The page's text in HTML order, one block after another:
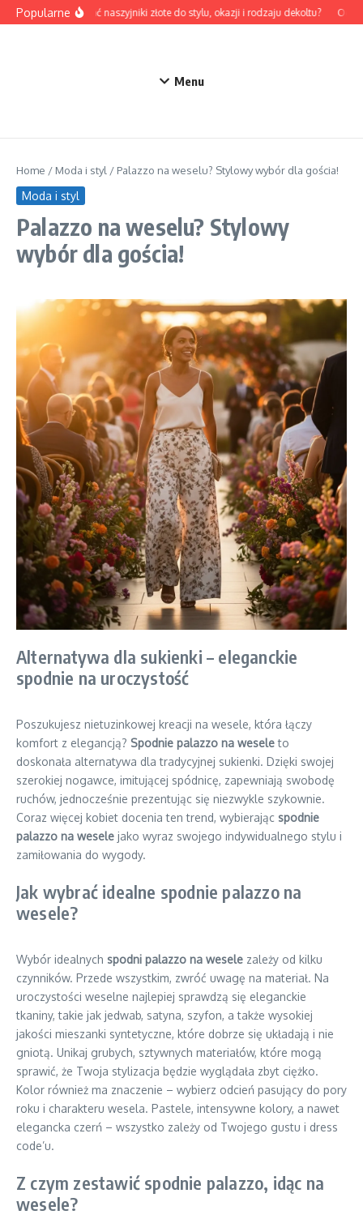
Przejdź do treści
PopularneJak dobrać naszyjniki złote do stylu, okazji i rodzaju dekoltu?
Menu
Home / Moda i styl / Palazzo na weselu? Stylowy wybór dla gościa!
Moda i styl
Palazzo na weselu? Stylowy
wybór dla gościa!
Alternatywa dla sukienki – eleganckie
spodnie na uroczystość
Poszukujesz nietuzinkowej kreacji na wesele, która łączy
komfort z elegancją? Spodnie palazzo na weseleto
doskonała alternatywa dla tradycyjnej sukienki. Dzięki swojej
szerokiej nogawce, imitującej spódnicę, zapewniają swobodę
ruchów, jednocześnie prezentując się niezwykle szykownie.
Coraz więcej kobiet docenia ten trend, wybierając spodnie
palazzo na wesele jako wyraz swojego indywidualnego stylu i
zamiłowania do wygody.
Jak wybrać idealne spodnie palazzo na
wesele?
Wybór idealnych spodni palazzo na wesele zależy od kilku
czynników. Przede wszystkim, zwróć uwagę na materiał. Na
uroczystości weselne najlepiej sprawdzą się eleganckie
tkaniny, takie jak jedwab, satyna, szyfon, a także wysokiej
jakości mieszanki syntetyczne, które dobrze się układają i nie
gniotą. Unikaj grubych, sztywnych materiałów, które mogą
sprawić, że Twoja stylizacja będzie wyglądała zbyt ciężko.
Kolor również ma znaczenie – wybierz odcień pasujący do pory
roku i charakteru wesela. Pastele, intensywne kolory, a nawet
elegancka czerń – wszystko zależy od Twojego gustu i dress
code’u.
Z czym zestawić spodnie palazzo, idąc na
wesele?